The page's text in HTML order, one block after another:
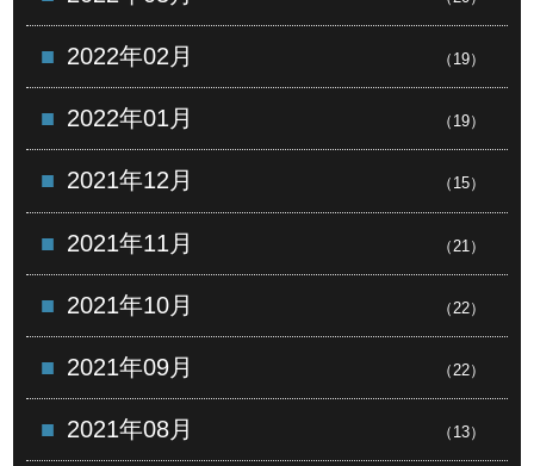
2022年02月 （19）
2022年01月 （19）
2021年12月 （15）
2021年11月 （21）
2021年10月 （22）
2021年09月 （22）
2021年08月 （13）